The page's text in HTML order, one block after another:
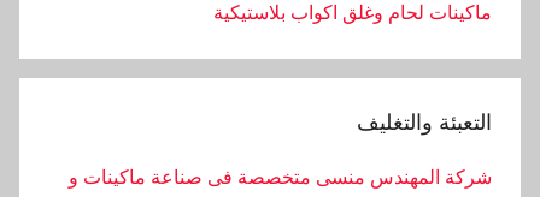
ماكينات لحام وغلق اكواب بلاستيكية
التعبئة والتغليف
شركة المهندس منسى متخصصة فى صناعة ماكينات و